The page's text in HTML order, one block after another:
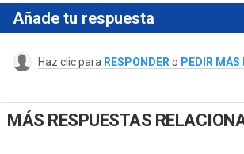
Añade tu respuesta
Haz clic para RESPONDER o PEDIR MÁS
MÁS RESPUESTAS